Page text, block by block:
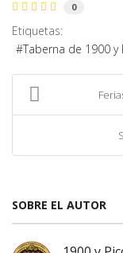
0
Etiquetas:
Taberna de 1900 y
SOBRE EL AUTOR